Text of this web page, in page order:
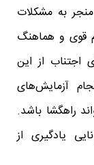
به مشکلات
قوی و هماهنگ
اجتناب از این
آزمایش‌های
راهگشا باشد.
یادگیری از